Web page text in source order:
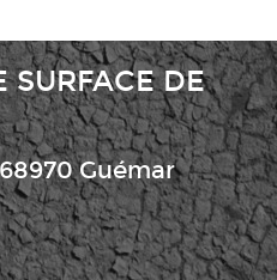
SURFACE DE
Guémar